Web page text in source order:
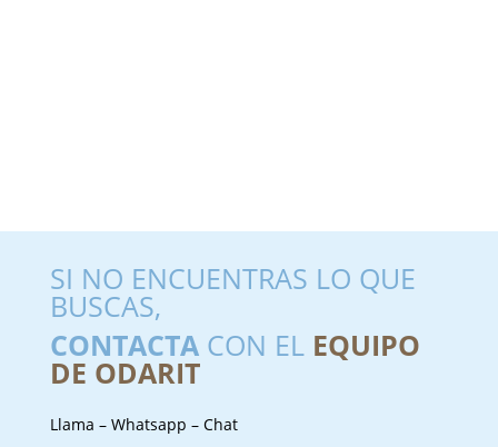
SI NO ENCUENTRAS LO QUE
BUSCAS,
CONTACTACON EL EQUIPO
DE ODARIT
Llama – Whatsapp – Chat